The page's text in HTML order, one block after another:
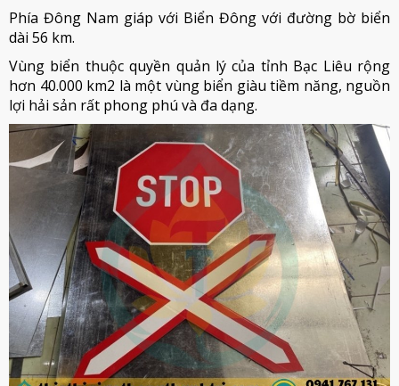
Phía Đông Nam giáp với Biển Đông với đường bờ biển
dài 56 km.
Vùng biển thuộc quyền quản lý của tỉnh Bạc Liêu rộng
hơn 40.000 km2 là một vùng biển giàu tiềm năng, nguồn
lợi hải sản rất phong phú và đa dạng.